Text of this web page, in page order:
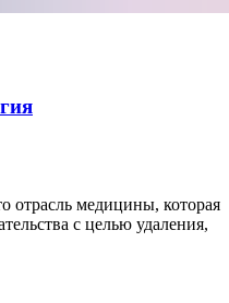
отрасль медицины, которая
с целью удаления,